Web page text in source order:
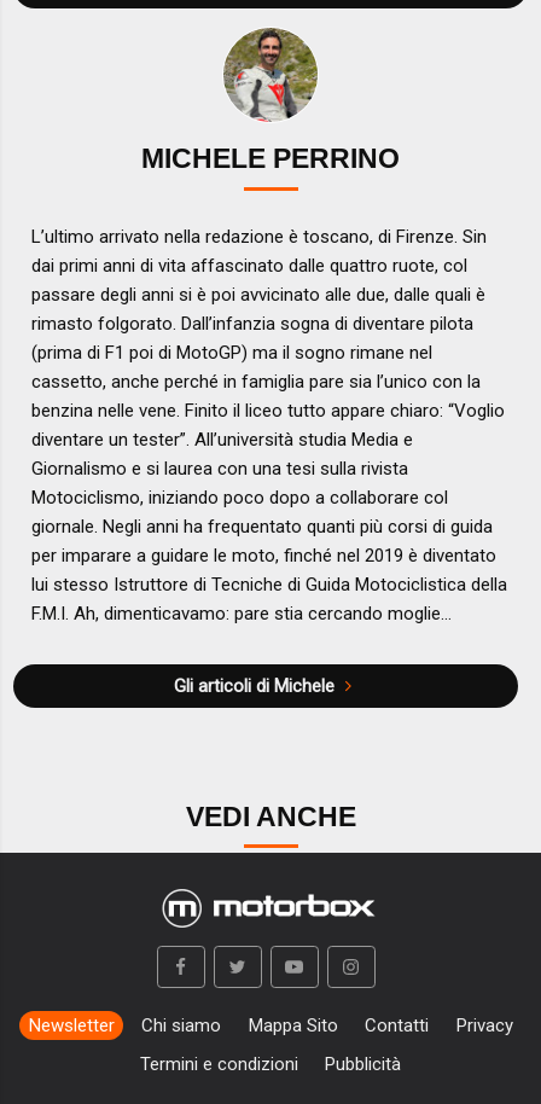
MICHELE PERRINO
L’ultimo arrivato nella redazione è toscano, di Firenze. Sin
dai primi anni di vita affascinato dalle quattro ruote, col
passare degli anni si è poi avvicinato alle due, dalle quali è
rimasto folgorato. Dall’infanzia sogna di diventare pilota
(prima di F1 poi di MotoGP) ma il sogno rimane nel
cassetto, anche perché in famiglia pare sia l’unico con la
benzina nelle vene. Finito il liceo tutto appare chiaro: “Voglio
diventare un tester”. All’università studia Media e
Giornalismo e si laurea con una tesi sulla rivista
Motociclismo, iniziando poco dopo a collaborare col
giornale. Negli anni ha frequentato quanti più corsi di guida
per imparare a guidare le moto, finché nel 2019 è diventato
lui stesso Istruttore di Tecniche di Guida Motociclistica della
F.M.I. Ah, dimenticavamo: pare stia cercando moglie…
Gli articoli di Michele
VEDI ANCHE
Newsletter Chi siamo Mappa Sito Contatti
Privacy
Termini e condizioni
Pubblicità